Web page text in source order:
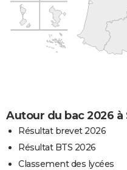
Autour du bac 2026 à
Résultat brevet 2026
Résultat BTS 2026
Classement des lycées